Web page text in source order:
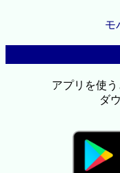
モ
アプリを使
ダ